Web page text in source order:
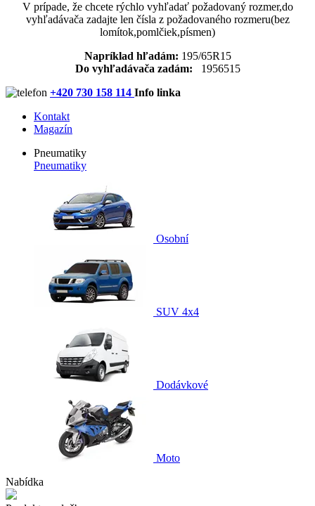
V prípade, že chcete rýchlo vyhľadať požadovaný rozmer,do
vyhľadávača zadajte len čísla z požadovaného rozmeru(bez
lomítok,pomlčiek,písmen)
Napríklad hľadám: 195/65R15
Do vyhľadávača zadám: 1956515
+420 730 158 114 Info linka
Kontakt
Magazín
Pneumatiky
Pneumatiky
Osobní
SUV 4x4
Dodávkové
Moto
Nabídka